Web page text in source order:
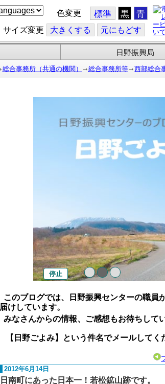
色変更 標準 黒 青
サイズ変更 大きくする 元にもどす
日野振興局
総合事務所（共通の機関） 総合事務所等 西部総合
停止
このブログでは、日野振興センターの職員
届けしています。
みなさんからの情報、ご感想もお待ちして
【日野ごよみ】という件名でメールして
2012年6月14日
日南町にあった日本一！若松鉱山跡です。